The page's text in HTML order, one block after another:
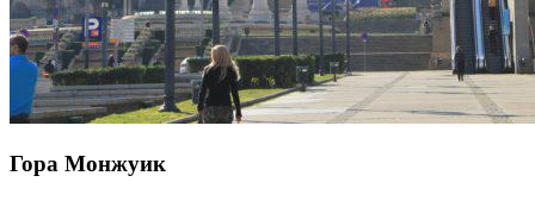
Гора Монжуик